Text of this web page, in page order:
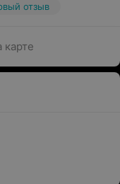
отзыв
карте